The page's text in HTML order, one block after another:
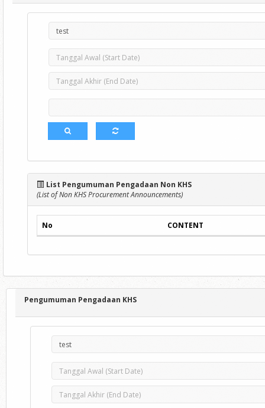
List Pengumuman Pengadaan Non KHS
(List of Non KHS Procurement Announcements)
No CONTENT
Pengumuman Pengadaan KHS